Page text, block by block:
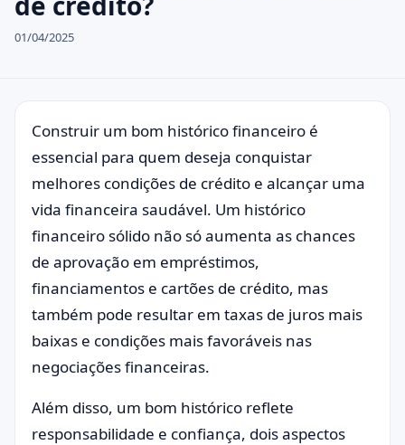
01/04/2025
Construir um bom histórico financeiro é
essencial para quem deseja conquistar
melhores condições de crédito e alcançar uma
vida financeira saudável. Um histórico
financeiro sólido não só aumenta as chances
de aprovação em empréstimos,
financiamentos e cartões de crédito, mas
também pode resultar em taxas de juros mais
baixas e condições mais favoráveis nas
negociações financeiras.
Além disso, um bom histórico reflete
responsabilidade e confiança, dois aspectos